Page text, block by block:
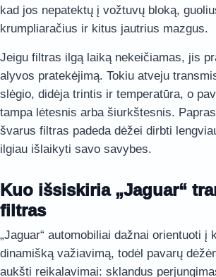
kad jos nepatektų į vožtuvų bloką,
krumpliaračius ir kitus jautrius mazgus.
Jeigu filtras ilgą laiką nekeičiamas, jis
alyvos pratekėjimą. Tokiu atveju
slėgio, didėja trintis ir temperatūra, o
tampa lėtesnis arba šiurkštesnis.
švarus filtras padeda dėžei dirbti
ilgiau išlaikyti savo savybes.
Kuo išsiskiria „Jaguar“
filtras
„Jaguar“ automobiliai dažnai orientuoti į
dinamišką važiavimą, todėl pavarų
aukšti reikalavimai: sklandus